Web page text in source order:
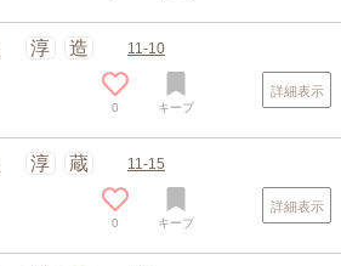
淳 造 11-10
0 キープ
詳細表示
淳 蔵 11-15
0 キープ
詳細表示